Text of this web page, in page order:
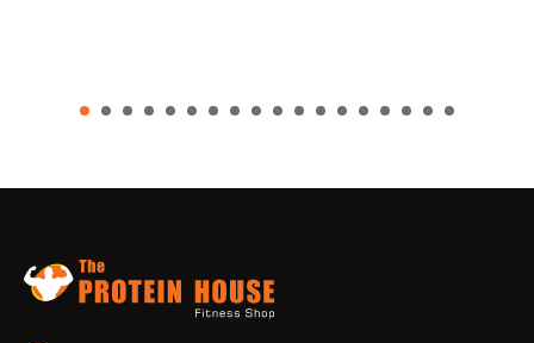
4 5 6 7 8 9 101112131415161718